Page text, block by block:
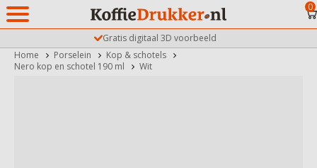
Gratis digitaal 3D voorbeeld
0
Home Porselein
Kop & schotels
Nero kop en schotel 190 ml
Wit